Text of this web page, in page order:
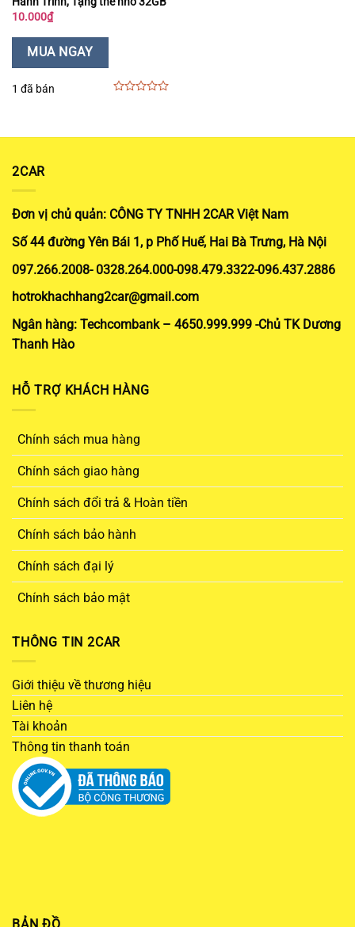
10.000₫
MUA NGAY
1 đã bán
5
2CAR
Đơn vị chủ quản: CÔNG TY TNHH 2CAR Việt Nam
Số 44 đường Yên Bái 1, p Phố Huế, Hai Bà Trưng, Hà Nội
097.266.2008- 0328.264.000-098.479.3322-096.437.2886
hotrokhachhang2car@gmail.com
Ngân hàng: Techcombank – 4650.999.999 -Chủ TK Dương
Thanh Hào
HỖ TRỢ KHÁCH HÀNG
Chính sách mua hàng
Chính sách giao hàng
Chính sách đổi trả & Hoàn tiền
Chính sách bảo hành
Chính sách đại lý
Chính sách bảo mật
THÔNG TIN 2CAR
Giới thiệu về thương hiệu
Liên hệ
Tài khoản
Thông tin thanh toán